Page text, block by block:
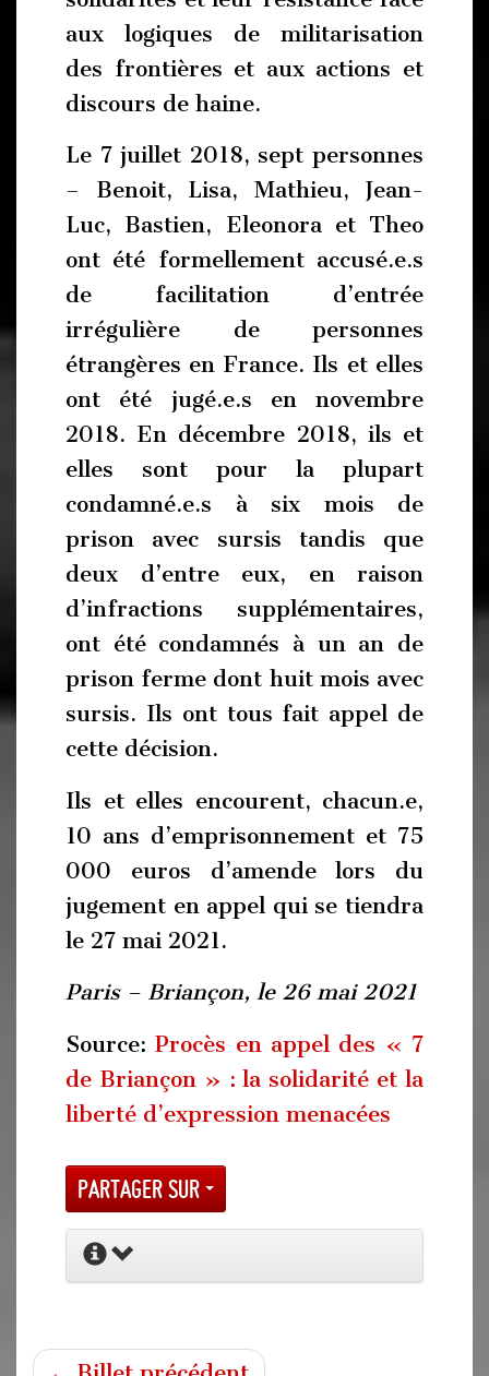
aux logiques de militarisation
des frontières et aux actions et
discours de haine.
Le 7 juillet 2018, sept personnes
– Benoit, Lisa, Mathieu, Jean-
Luc, Bastien, Eleonora et Theo
ont été formellement accusé.e.s
de facilitation d’entrée
irrégulière de personnes
étrangères en France. Ils et elles
ont été jugé.e.s en novembre
2018. En décembre 2018, ils et
elles sont pour la plupart
condamné.e.s à six mois de
prison avec sursis tandis que
deux d’entre eux, en raison
d’infractions supplémentaires,
ont été condamnés à un an de
prison ferme dont huit mois avec
sursis. Ils ont tous fait appel de
cette décision.
Ils et elles encourent, chacun.e,
10 ans d’emprisonnement et 75
000 euros d’amende lors du
jugement en appel qui se tiendra
le 27 mai 2021.
Paris – Briançon, le 26 mai 2021
Source:Procès en appel des « 7
de Briançon » : la solidarité et la
liberté d’expression menacées
Partager sur